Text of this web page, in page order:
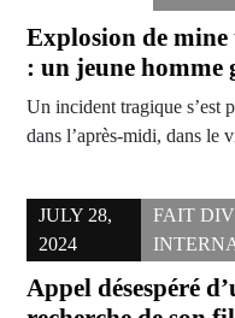
Explosion de
: un jeune homme
Un incident tragique s’est
dans l’après-midi, dans le
JULY 28,
2024
FAIT
Appel désespéré